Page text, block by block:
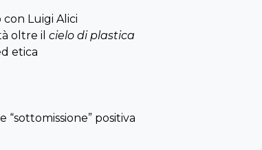
Luigi Alici
oltre il cielo di plastica
etica
positiva